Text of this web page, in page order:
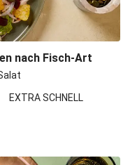
nach Fisch-Art
EXTRA SCHNELL